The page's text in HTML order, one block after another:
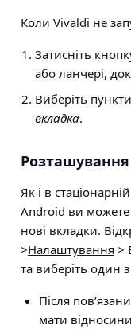
Коли Vivaldi не
Затисніть
або ланчері,
Виберіть пункти
вкладка.
Як і в
Android ви можете
нові вкладки.
>Налаштування >
та виберіть один з
Після
мати